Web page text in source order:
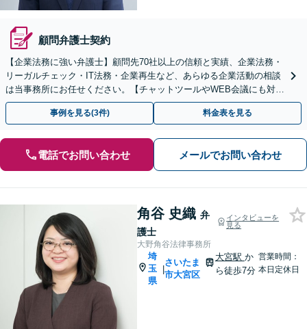
顧問弁護士契約
【企業法務に強い弁護士】顧問先70社以上の信頼と実績、企業法務・
リーガルチェック・IT法務・企業再生など、あらゆる企業活動の相談
は当事務所にお任せください。【チャットツールやWEB会議にも対
応】
事例を見る(3件) 料金表を見る
電話でお問い合わせ メールでお問い合わせ
角谷 史織 弁
護士
インタビューを
見る
大野角谷法律事務所
埼
玉
県
|
さいたま
市大宮区
大宮駅 か
ら徒歩7分
営業時間：
本日定休日